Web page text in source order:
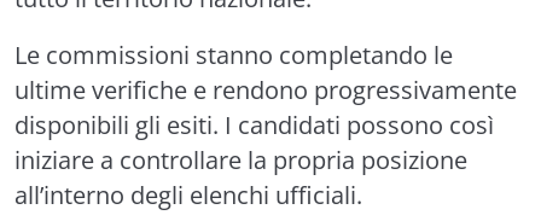
Le commissioni stanno completando le
ultime verifiche e rendono progressivamente
disponibili gli esiti. I candidati possono così
iniziare a controllare la propria posizione
all’interno degli elenchi ufficiali.